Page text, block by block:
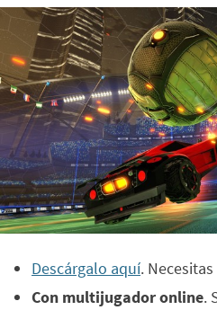
Descárgalo aquí.
Con multijugador online.